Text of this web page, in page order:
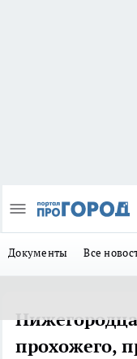
Документы Все
прохожего,